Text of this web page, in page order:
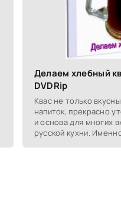
Делаем хлебный
DVDRip
Квас не только
напиток, прекрасно
и основа для многих
русской кухни.